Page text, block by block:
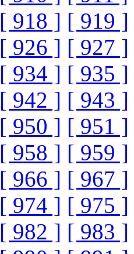
[ 918 ] [ 919 ]
[ 926 ] [ 927 ]
[ 934 ] [ 935 ]
[ 942 ] [ 943 ]
[ 950 ] [ 951 ]
[ 958 ] [ 959 ]
[ 966 ] [ 967 ]
[ 974 ] [ 975 ]
[ 982 ] [ 983 ]